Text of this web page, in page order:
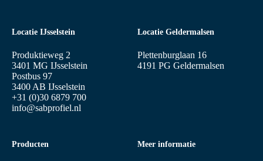
Locatie IJsselstein
Produktieweg 2
3401 MG IJsselstein
Postbus 97
3400 AB IJsselstein
+31 (0)30 6879 700
info@sabprofiel.nl
Producten Meer informatie
Locatie Geldermalsen
Plettenburglaan 16
4191 PG Geldermalsen